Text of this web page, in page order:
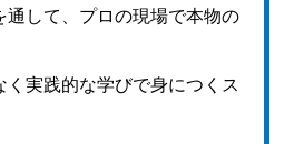
通して、プロの現場で本物の
く実践的な学びで身につくス